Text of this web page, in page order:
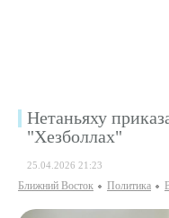
Нетаньяху
"Хезболлах"
25.04.2026 21:23
Ближний Восток Политика